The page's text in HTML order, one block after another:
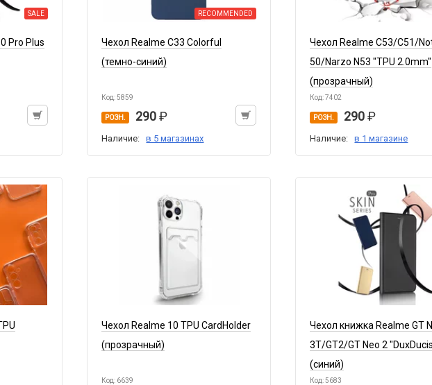
SALE
Pro Plus
RECOMMENDED
Чехол Realme C33 Colorful
(темно-синий)
Код: 5859
РОЗН. 290
Наличие: в 5 магазинах
Чехол Realme C53/C51/
50/Narzo N53 "TPU 2.0mm"
(прозрачный)
Код: 7402
РОЗН. 290
Наличие: в 1 магазине
Чехол Realme 10 TPU CardHolder
(прозрачный)
Код: 6639
Чехол книжка Realme GT
3T/GT2/GT Neo 2
(синий)
Код: 5683